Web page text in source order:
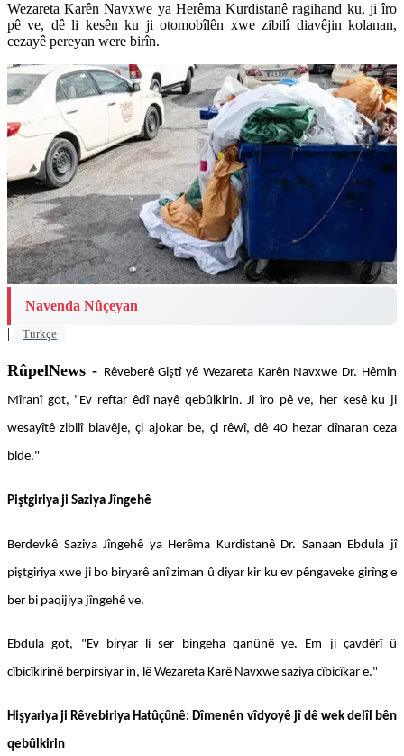
Wezareta Karên Navxwe ya Herêma Kurdistanê ragihand ku, ji îro
pê ve, dê li kesên ku ji otomobîlên xwe zibilî diavêjin kolanan,
cezayê pereyan were birîn.
Navenda Nûçeyan
|
Türkçe
RûpelNews - Rêveberê Giştî yê Wezareta Karên Navxwe Dr. Hêmin
Mîranî got, "Ev reftar êdî nayê qebûlkirin. Ji îro pê ve, her kesê ku ji
wesayîtê zibilî biavêje, çi ajokar be, çi rêwî, dê 40 hezar dînaran ceza
bide."
Piştgiriya ji Saziya Jîngehê
Berdevkê Saziya Jîngehê ya Herêma Kurdistanê Dr. Sanaan Ebdula jî
piştgiriya xwe ji bo biryarê anî ziman û diyar kir ku ev pêngaveke girîng e
ber bi paqijiya jîngehê ve.
Ebdula got, "Ev biryar li ser bingeha qanûnê ye. Em ji çavdêrî û
cîbicîkirinê berpirsiyar in, lê Wezareta Karê Navxwe saziya cîbicîkar e."
Hişyariya ji Rêvebiriya Hatûçûnê: Dîmenên vîdyoyê jî dê wek delîl bên
qebûlkirin